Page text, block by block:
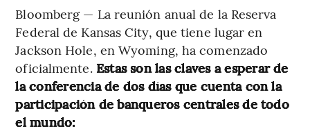
Bloomberg — La reunión anual de la Reserva
Federal de Kansas City, que tiene lugar en
Jackson Hole, en Wyoming, ha comenzado
oficialmente. Estas son las claves a esperar de
la conferencia de dos días que cuenta con la
participación de banqueros centrales de todo
el mundo: